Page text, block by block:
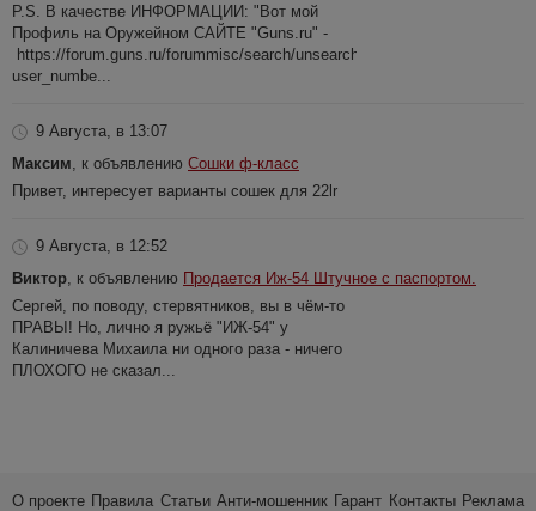
P.S. В качестве ИНФОРМАЦИИ: "Вот мой
Профиль на Оружейном САЙТЕ "Guns.ru" -
https://forum.guns.ru/forummisc/search/unsearch?
user_numbe...
9 Августа, в 13:07
Максим , к объявлению Сошки ф-класс
Привет, интересует варианты сошек для 22lr
9 Августа, в 12:52
Виктор , к объявлению Продается Иж-54 Штучное с паспортом.
Сергей, по поводу, стервятников, вы в чём-то
ПРАВЫ! Но, лично я ружьё "ИЖ-54" у
Калиничева Михаила ни одного раза - ничего
ПЛОХОГО не сказал...
О проекте Правила Статьи Анти-мошенник Гарант Контакты Реклама